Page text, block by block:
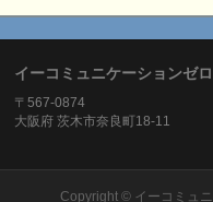
イーコミュニケーションゼロ
〒567-0874
大阪府 茨木市奈良町18-11
Copyright © イーコミュ